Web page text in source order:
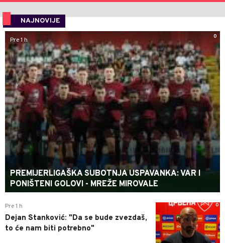
NAJNOVIJE
0
Pre 1 h
PREMIJERLIGAŠKA SUBOTNJA USPAVANKA: VAR I
PONIŠTENI GOLOVI - MREŽE MIROVALE
0
Pre 1 h
Dejan Stanković: "Da se bude zvezdaš,
to će nam biti potrebno"